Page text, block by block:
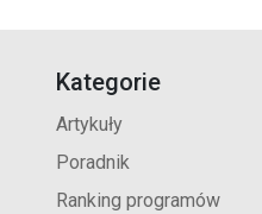
Kategorie
Artykuły
Poradnik
Ranking programów